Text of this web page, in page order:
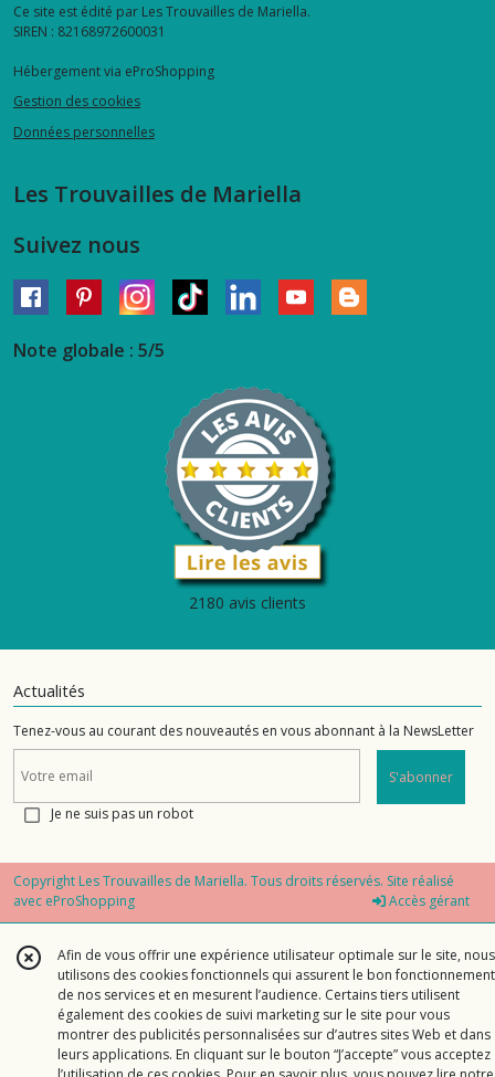
Ce site est édité par Les Trouvailles de Mariella.
SIREN : 82168972600031
Hébergement via eProShopping
Gestion des cookies
Données personnelles
Les Trouvailles de Mariella
Suivez nous
Note globale : 5/5
2180 avis clients
Actualités
Tenez-vous au courant des nouveautés en vous abonnant à la NewsLetter
S'abonner
Je ne suis pas un robot
Copyright Les Trouvailles de Mariella. Tous droits réservés. Site réalisé
avec eProShopping Accès gérant
Afin de vous offrir une expérience utilisateur optimale sur le site, nous
utilisons des cookies fonctionnels qui assurent le bon fonctionnement
de nos services et en mesurent l’audience. Certains tiers utilisent
également des cookies de suivi marketing sur le site pour vous
montrer des publicités personnalisées sur d’autres sites Web et dans
leurs applications. En cliquant sur le bouton “J’accepte” vous acceptez